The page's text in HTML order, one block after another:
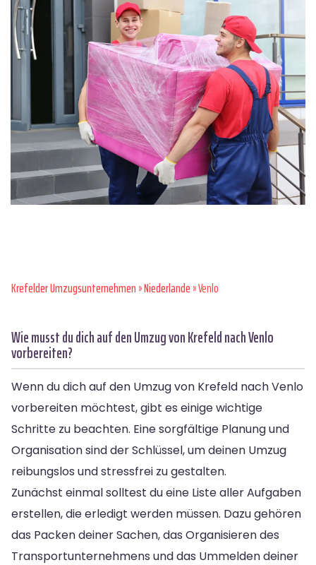
Krefelder Umzugsunternehmen»Niederlande» Venlo
Wie musst du dich auf den Umzug von Krefeld nach Venlo
vorbereiten?
Wenn du dich auf den Umzug von Krefeld nach Venlo
vorbereiten möchtest, gibt es einige wichtige
Schritte zu beachten. Eine sorgfältige Planung und
Organisation sind der Schlüssel, um deinen Umzug
reibungslos und stressfrei zu gestalten.
Zunächst einmal solltest du eine Liste aller Aufgaben
erstellen, die erledigt werden müssen. Dazu gehören
das Packen deiner Sachen, das Organisieren des
Transportunternehmens und das Ummelden deiner